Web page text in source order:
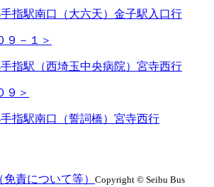
指駅南口（大六天）金子駅入口行
９－１＞
指駅（西埼玉中央病院）宮寺西行
９＞
指駅南口（誓詞橋）宮寺西行
責について等） Copyright © Seibu Bus